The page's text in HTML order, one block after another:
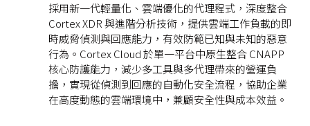
採用新一代輕量化、雲端優化的代理程式，深度整合
Cortex XDR 與進階分析技術，提供雲端工作負載的即
時威脅偵測與回應能力，有效防範已知與未知的惡意
行為。Cortex Cloud 於單一平台中原生整合 CNAPP
核心防護能力，減少多工具與多代理帶來的營運負
擔，實現從偵測到回應的自動化安全流程，協助企業
在高度動態的雲端環境中，兼顧安全性與成本效益。